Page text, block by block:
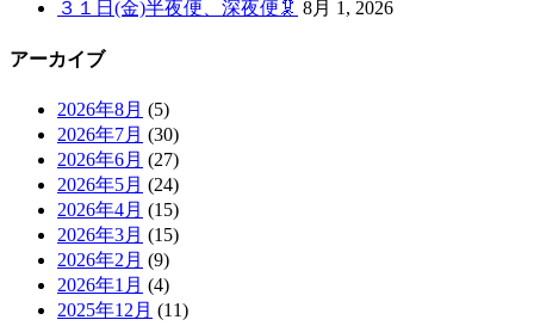
３１日(金)半夜便、深夜便🦑 8月 1, 2026
アーカイブ
2026年8月 (5)
2026年7月 (30)
2026年6月 (27)
2026年5月 (24)
2026年4月 (15)
2026年3月 (15)
2026年2月 (9)
2026年1月 (4)
2025年12月 (11)